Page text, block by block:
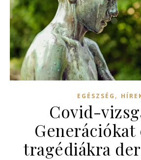
EGÉSZSÉG ,
Covid-
tragédiákra